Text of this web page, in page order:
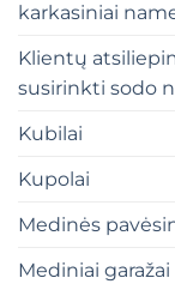
karkasiniai
Klientų
susirinkti sodo
Kubilai
Kupolai
Medinės
Mediniai garažai